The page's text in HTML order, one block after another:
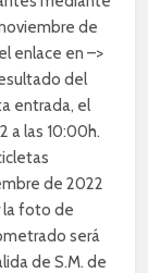
de
enlace en –>
del
entrada, el
a las 10:00h.
de 2022
la foto de
será
de S.M. de